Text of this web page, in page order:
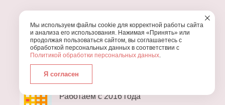
ПОЧЕМУ МЫ?
УЗНАЙТЕ, ПОЧЕМУ ПРОВЕДЕНИЕВАШЕГО
ПРАЗДНИКА СТОИТ ДОВЕРИТЬ НАМ
Работаем с 2016 года
Мы используем файлы cookie для корректной работы сайта
и анализа его использования. Нажимая «Принять» или
продолжая пользоваться сайтом, вы соглашаетесь с
обработкой персональных данных в соответствии с
Политикой обработки персональных данных.
Я согласен